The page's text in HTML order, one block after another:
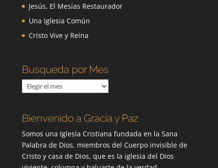
Jesús, El Mesías Restaurador
Una Iglesia Común
Cristo Vive y Reina
Busqueda por Mes
Busqueda
por
Bienvenido a Gracia y Paz
Somos una Iglesia Cristiana fundada en la Sana
Palabra de Dios, miembros del Cuerpo invisible de
Cristo y casa de Dios, que es la iglesia del Dios